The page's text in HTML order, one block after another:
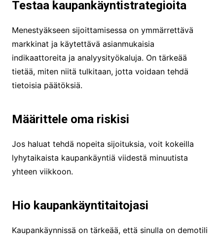
Testaa kaupankäyntistrategioita
Menestyäkseen sijoittamisessa on ymmärrettävä
markkinat ja käytettävä asianmukaisia
indikaattoreita ja analyysityökaluja. On tärkeää
tietää, miten niitä tulkitaan, jotta voidaan tehdä
tietoisia päätöksiä.
Määrittele oma riskisi
Jos haluat tehdä nopeita sijoituksia, voit kokeilla
lyhytaikaista kaupankäyntiä viidestä minuutista
yhteen viikkoon.
Hio kaupankäyntitaitojasi
Kaupankäynnissä on tärkeää, että sinulla on demotili